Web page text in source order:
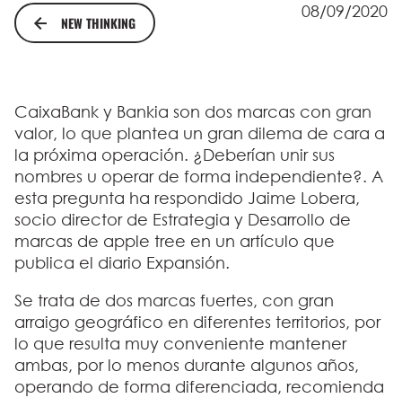
NEW THINKING
08/09/2020
CaixaBank y Bankia son dos marcas con gran
valor, lo que plantea un gran dilema de cara a
la próxima operación. ¿Deberían unir sus
nombres u operar de forma independiente?. A
esta pregunta ha respondido Jaime Lobera,
socio director de Estrategia y Desarrollo de
marcas de apple tree en un artículo que
publica el diario Expansión.
Se trata de dos marcas fuertes, con gran
arraigo geográfico en diferentes territorios, por
lo que resulta muy conveniente mantener
ambas, por lo menos durante algunos años,
operando de forma diferenciada, recomienda